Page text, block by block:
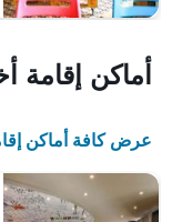
أماكن إقامة
عرض كافة أماكن إقامة